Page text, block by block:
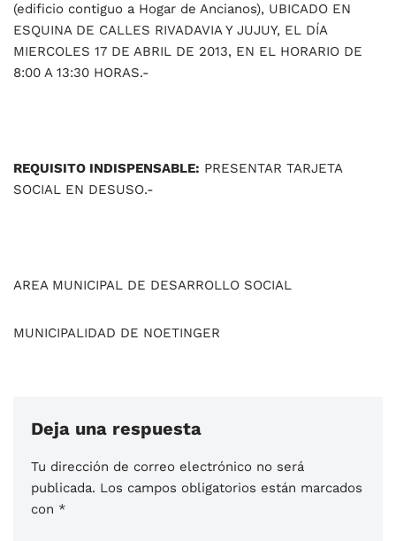
(edificio contiguo a Hogar de Ancianos), UBICADO EN
ESQUINA DE CALLES RIVADAVIA Y JUJUY, EL DÍA
MIERCOLES 17 DE ABRIL DE 2013, EN EL HORARIO DE
8:00 A 13:30 HORAS.-
REQUISITO INDISPENSABLE: PRESENTAR TARJETA
SOCIAL EN DESUSO.-
AREA MUNICIPAL DE DESARROLLO SOCIAL
MUNICIPALIDAD DE NOETINGER
Deja una respuesta
Tu dirección de correo electrónico no será
publicada. Los campos obligatorios están marcados
con *